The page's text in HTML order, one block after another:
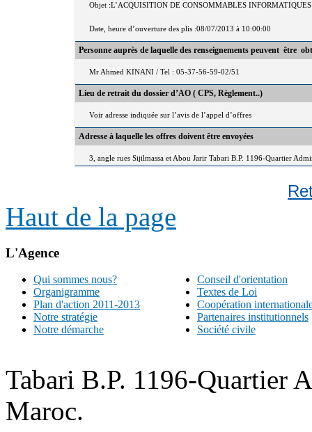
Objet :L’ACQUISITION DE CONSOMMABLES
Date, heure d’ouverture des plis :08/07/2013 à 10:00:00
Personne auprès de laquelle des renseignements peuvent être
Mr Ahmed KINANI / Tel : 05-37-56-59-02/51
Lieu de retrait du dossier d’AO ( CPS, Règlement..)
Voir adresse indiquée sur l’avis de l’appel d’offres
Adresse à laquelle les offres doivent être envoyées
3, angle rues Sijilmassa et Abou Jarir Tabari B.P. 1196-Quartier
Haut de la page
L'Agence
Qui sommes nous?
Organigramme
Plan d'action 2011-2013
Notre stratégie
Notre démarche
Conseil d'orientation
Textes de Loi
Coopération
Partenaires institutionnels
Société civile
Tabari B.P. 1196-Quartier
Maroc.